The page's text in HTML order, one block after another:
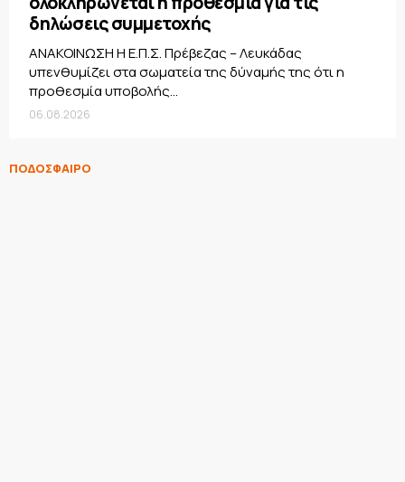
δηλώσεις συμμετοχής
ΑΝΑΚΟΙΝΩΣΗ Η Ε.Π.Σ. Πρέβεζας – Λευκάδας
υπενθυμίζει στα σωματεία της δύναμής της ότι η
προθεσμία υποβολής...
06.08.2026
ΠΟΔΟΣΦΑΙΡΟ